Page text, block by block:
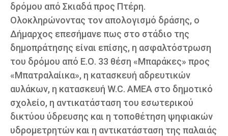
δρόμου από Σκιαδά προς Πτέρη.
Ολοκληρώνοντας τον απολογισμό δράσης, ο
Δήμαρχος επεσήμανε πως στο στάδιο της
δημοπράτησης είναι επίσης, η ασφαλτόστρωση
του δρόμου από Ε.Ο. 33 θέση «Μπαράκες» προς
«Μπατραλαίικα», η κατασκευή αδρευτικών
αυλάκων, η κατασκευή W.C. ΑΜΕΑ στο δημοτικό
σχολείο, η αντικατάσταση του εσωτερικού
δικτύου ύδρευσης και η τοποθέτηση ψηφιακών
υδρομετρητών και η αντικατάσταση της παλαιάς